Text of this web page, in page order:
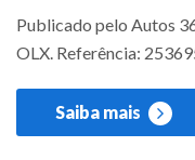
Publicado pelo Autos
OLX. Referência:
Saiba mais